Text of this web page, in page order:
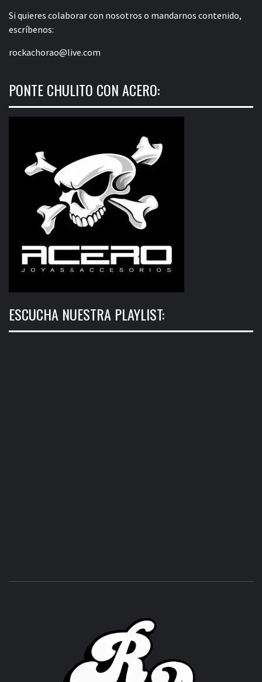
Si quieres colaborar con nosotros o mandarnos contenido,
escríbenos:
rockachorao@live.com
PONTE CHULITO CON ACERO:
ESCUCHA NUESTRA PLAYLIST: